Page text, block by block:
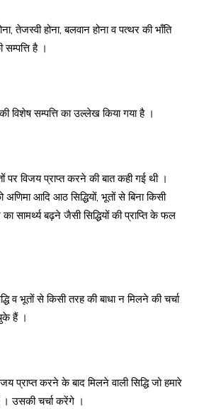
तेजस्वी होना, बलवान होना व पत्थर की भाँति
है ।
विशेष सम्पत्ति का उल्लेख किया गया है ।
विजय प्राप्त करने की बात कही गई थी ।
आदि आठ सिद्धियों, भूतों से बिना किसी
सामर्थ्य बढ़ने जैसी सिद्धियों की प्राप्ति के फल
व भूतों से किसी तरह की बाधा न मिलने की चर्चा
हैं ।
प्राप्त करने के बाद मिलने वाली सिद्धि जो हमारे
। उसकी चर्चा करेंगे ।